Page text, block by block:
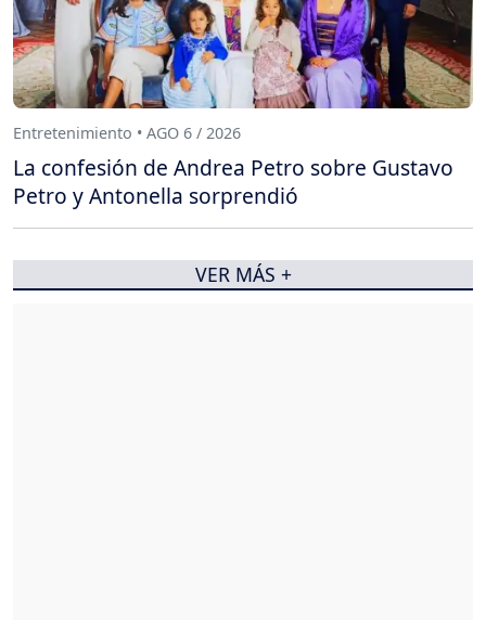
Entretenimiento • AGO 6 / 2026
La confesión de Andrea Petro sobre Gustavo
Petro y Antonella sorprendió
VER MÁS +